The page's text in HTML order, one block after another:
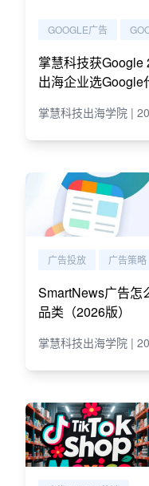
GOOGLE广告
掌慧科技获
出海企业选Google
掌慧科技出海学院 |
广告投放 广告策略
SmartNews广告怎
品类（2026版）
掌慧科技出海学院 |